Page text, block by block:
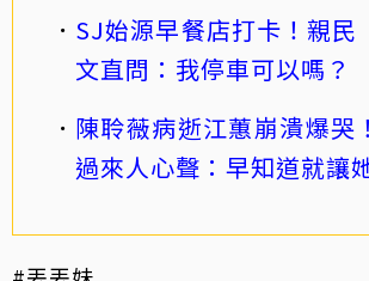
SJ始源早餐店打卡！親民
文直問：我停車可以嗎？
陳聆薇病逝江蕙崩潰爆哭
過來人心聲：早知道就讓